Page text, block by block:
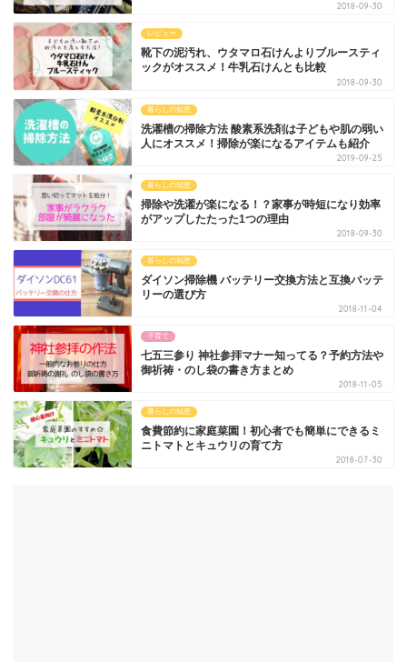
2018-09-30
レビュー
靴下の泥汚れ、ウタマロ石けんよりブルースティ
ックがオススメ！牛乳石けんとも比較
2018-09-30
暮らしの知恵
洗濯槽の掃除方法 酸素系洗剤は子どもや肌の弱い
人にオススメ！掃除が楽になるアイテムも紹介
2019-09-25
暮らしの知恵
掃除や洗濯が楽になる！？家事が時短になり効率
がアップしたたった1つの理由
2018-09-30
暮らしの知恵
ダイソン掃除機 バッテリー交換方法と互換バッテ
リーの選び方
2018-11-04
子育て
七五三参り 神社参拝マナー知ってる？予約方法や
御祈祷・のし袋の書き方まとめ
2018-11-05
暮らしの知恵
食費節約に家庭菜園！初心者でも簡単にできるミ
ニトマトとキュウリの育て方
2018-07-30